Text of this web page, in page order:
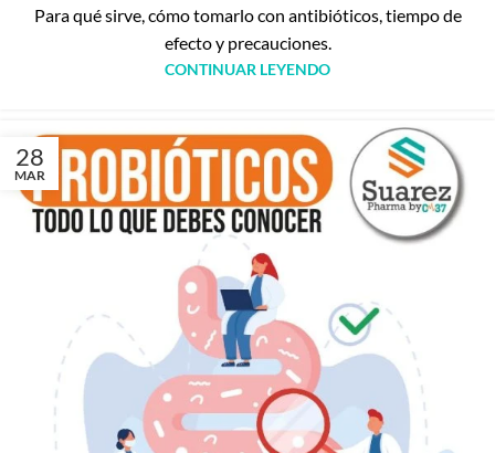
Para qué sirve, cómo tomarlo con antibióticos, tiempo de
efecto y precauciones.
CONTINUAR LEYENDO
28
MAR